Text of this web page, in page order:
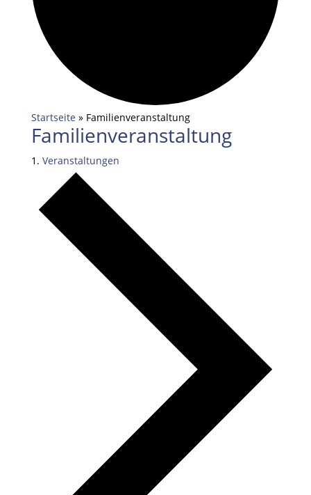
Startseite » Familienveranstaltung
Familienveranstaltung
Veranstaltungen